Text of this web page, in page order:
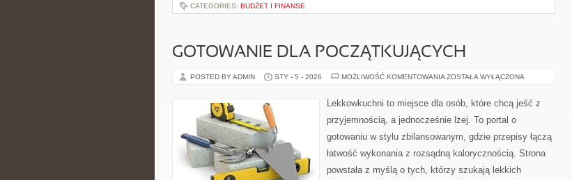
CATEGORIES: BUDŻET I FINANSE
GOTOWANIE DLA POCZĄTKUJĄCYCH
POSTED BY ADMIN STY - 5 - 2026 MOŻLIWOŚĆ KOMENTOWANIA GOTOWANIE
ZOSTAŁA WYŁĄCZONA
Lekkowkuchni to miejsce dla osób, które chcą jeść z
przyjemnością, a jednocześnie lżej. To portal o
gotowaniu w stylu zbilansowanym, gdzie przepisy łączą
łatwość wykonania z rozsądną kalorycznością. Strona
powstała z myślą o tych, którzy szukają lekkich